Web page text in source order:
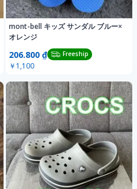
mont-bell キッズ サンダル ブルー×
オレンジ
206.800 ₫ Freeship
￥1,100